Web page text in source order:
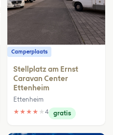
Camperplaats
Stellplatz am Ernst
Caravan Center
Ettenheim
Ettenheim
★ ★ ★ ★ ★ 4 gratis